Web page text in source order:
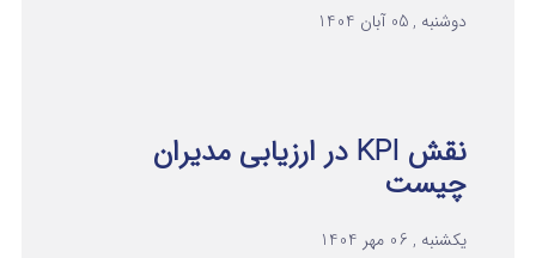
دوشنبه , 05 آبان 1404
نقش KPI در ارزیابی مدیران
چیست
یکشنبه , 06 مهر 1404